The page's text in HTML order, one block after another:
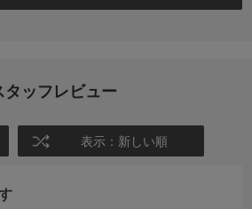
タッフレビュー
表示：新しい順